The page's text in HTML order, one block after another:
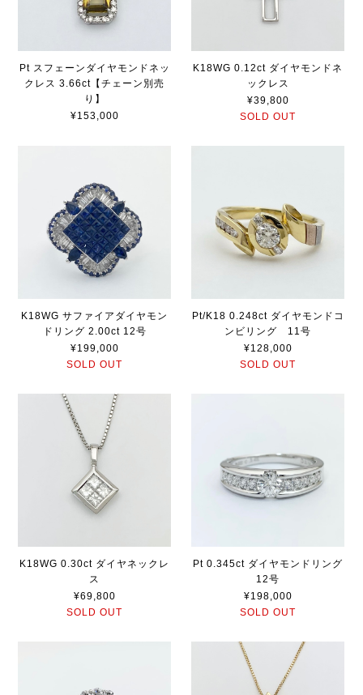
Pt スフェーンダイヤモンドネッ
クレス 3.66ct【チェーン別売
り】
¥153,000
K18WG 0.12ct ダイヤモンドネ
ックレス
¥39,800
SOLD OUT
K18WG サファイアダイヤモン
ドリング 2.00ct 12号
¥199,000
SOLD OUT
Pt/K18 0.248ct ダイヤモンドコ
ンビリング 11号
¥128,000
SOLD OUT
K18WG 0.30ct ダイヤネックレ
ス
¥69,800
SOLD OUT
Pt 0.345ct ダイヤモンドリング
12号
¥198,000
SOLD OUT